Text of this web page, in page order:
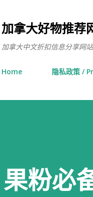
加拿大好物推荐
加拿大中文折扣信息分享网站
Home 隐私政策 /
果粉必